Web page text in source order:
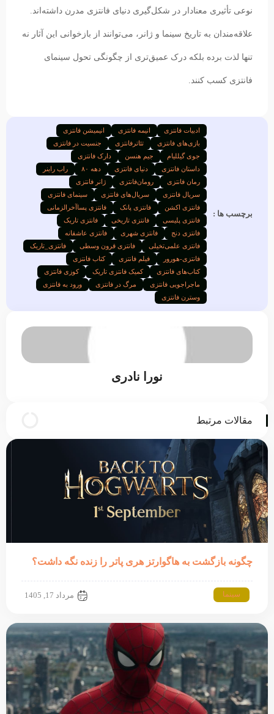
نوعی تأثیری معنادار در شکل‌گیری دنیای فانتزی مدرن داشته‌اند.
علاقه‌مندان به تاریخ سینما و ژانر، می‌توانند از بازخوانی این آثار نه
تنها لذت برده بلکه درک عمیق‌تری از چگونگی تحول سینمای
فانتزی کسب کنند.
برچسب ها :
ادبیات فانتزی انیمه فانتزی
انیمیشن فانتزی
بازی‌های فانتزی
تئاترفانتزی
جنسیت در فانتزی
جوی گیللیام
جیم هنسن
دارک فانتزی
داستان فانتزی
دنیای فانتزی دهه ۸۰
راب راینر
رمان فانتزی
رومان‌فانتزی
ژانر فانتزی
سریال فانتزی
سریال‌های فانتزی
سینمای فانتزی
فانتزی اکشن
فانتزی پانک
فانتزی پساآخرالزمانی
فانتزی پلیسی
فانتزی تاریخی
فانتزی تاریک
فانتزی دنج
فانتزی شهری
فانتزی عاشقانه
فانتزی علمی‌تخیلی
فانتزی قرون وسطی
فانتزی_تاریک
فانتزی-هورور
فیلم فانتزی
کتاب فانتزی
کتاب‌های فانتزی
کمیک فانتزی تاریک
کوزی فانتزی
ماجراجویی فانتزی
مرگ در فانتزی
ورود به فانتزی
وسترن فانتزی
نورا نادری
مقالات مرتبط
چگونه بازگشت به هاگوارتز هری پاتر را زنده نگه داشت؟
سینما مرداد 17, 1405